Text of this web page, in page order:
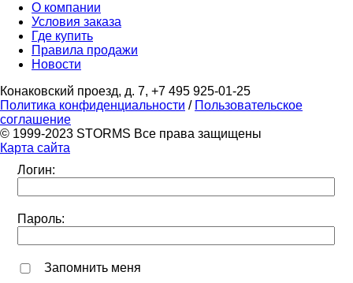
О компании
Условия заказа
Где купить
Правила продажи
Новости
Конаковский проезд, д. 7, +7 495 925-01-25
Политика конфиденциальности / Пользовательское
соглашение
© 1999-2023 STORMS Все права защищены
Карта сайта
Логин:
Пароль:
Запомнить меня